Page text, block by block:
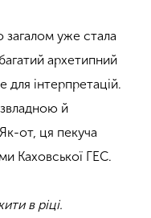
загалом уже стала
архетипний
інтерпретацій.
й
от, ця пекуча
Каховської ГЕС.
в ріці.